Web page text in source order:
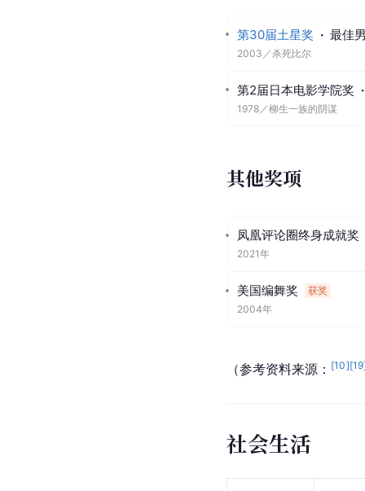
第30届土星奖 · 最佳
2003 ／ 杀死比尔
第2届日本电影学院奖 ·
1978 ／柳生一族的阴谋
其他奖项
凤凰评论圈终身成就奖
2021年
美国编舞奖
获奖
2004年
（参考资料来源： [10][19
社会生活